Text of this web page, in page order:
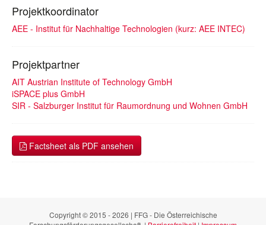
Projektkoordinator
AEE - Institut für Nachhaltige Technologien (kurz: AEE INTEC)
Projektpartner
AIT Austrian Institute of Technology GmbH
iSPACE plus GmbH
SIR - Salzburger Institut für Raumordnung und Wohnen GmbH
Factsheet als PDF ansehen
Copyright © 2015 - 2026 | FFG - Die Österreichische